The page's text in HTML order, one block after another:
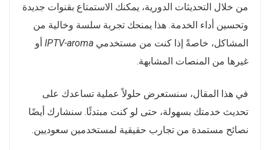
من خلال التحديثات الدورية، يمكنك الاستمتاع بقنوات جديدة
وتحسين أداء الخدمة. هذا يمنحك تجربة سلسة وخالية من
المشاكل، خاصةً إذا كنت من مستخدمي IPTV-aroma أو
غيرها من المنصات المشابهة.
في هذا المقال، سنستعرض حلولاً عملية تساعدك على
تحديث خدمتك بسهولة، حتى لو كنت مبتدئًا. سنشارك أيضًا
نصائح مستمدة من تجارب حقيقية لمستخدمين سعوديين.